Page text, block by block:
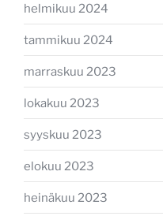
helmikuu 2024
tammikuu 2024
marraskuu 2023
lokakuu 2023
syyskuu 2023
elokuu 2023
heinäkuu 2023